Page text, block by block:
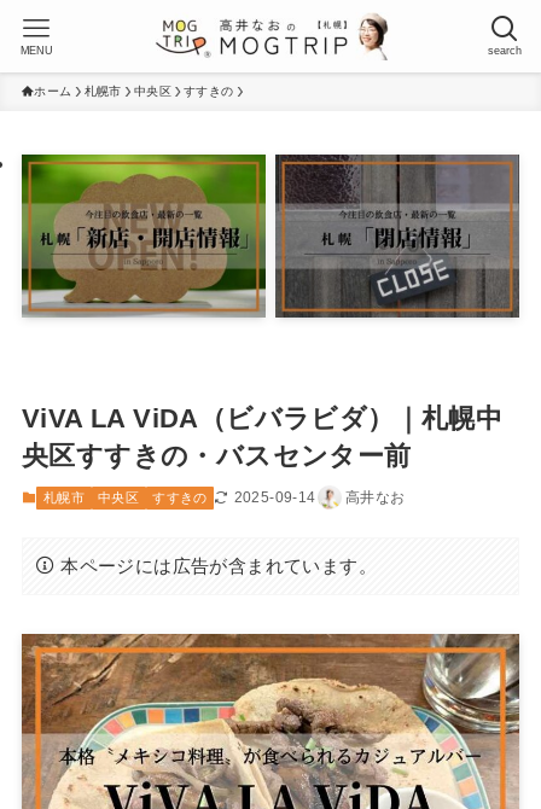
search
MENU
ホーム 札幌市 中央区 すすきの
ViVA LA ViDA（ビバラビダ）｜札幌中
央区すすきの・バスセンター前
札幌市 中央区 すすきの 2025-09-14 高井なお
本ページには広告が含まれています。